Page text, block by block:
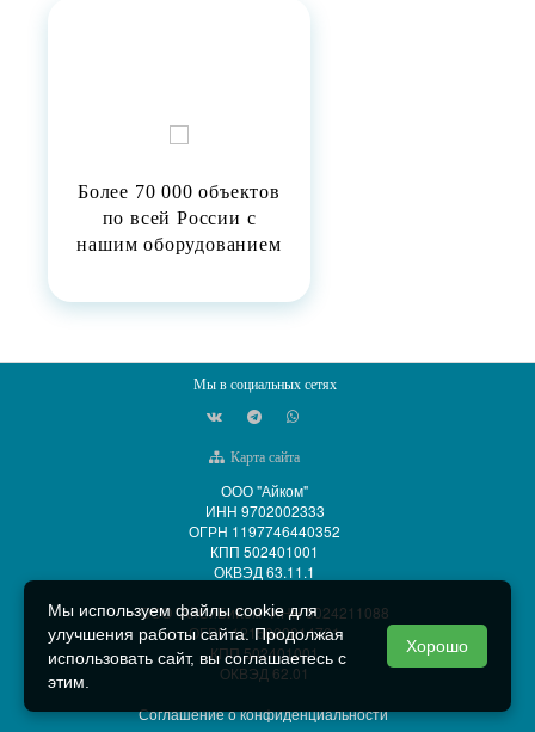
Более 70 000 объектов
по всей России с
нашим оборудованием
Мы в социальных сетях
Карта сайта
ООО "Айком"
ИНН 9702002333
ОГРН 1197746440352
КПП 502401001
ОКВЭД 63.11.1
ООО "АйСиБиКом" ИНН 5024211088
ОГРН 1215000014701
КПП 502401001
ОКВЭД 62.01
Соглашение о конфиденциальности
Мы используем файлы cookie для
улучшения работы сайта. Продолжая
использовать сайт, вы соглашаетесь с
этим.
Хорошо